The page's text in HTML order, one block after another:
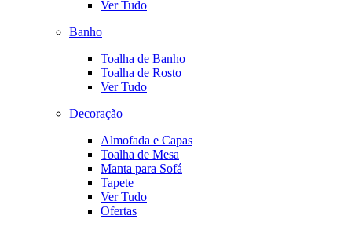
Ver Tudo
Banho
Toalha de Banho
Toalha de Rosto
Ver Tudo
Decoração
Almofada e Capas
Toalha de Mesa
Manta para Sofá
Tapete
Ver Tudo
Ofertas